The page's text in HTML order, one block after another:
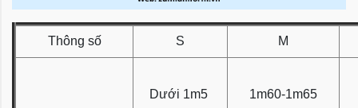
Thông số S M
Dưới 1m5 1m60-1m65